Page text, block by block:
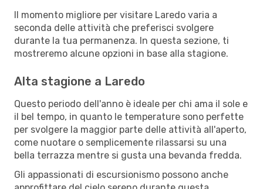
Il momento migliore per visitare Laredo varia a
seconda delle attività che preferisci svolgere
durante la tua permanenza. In questa sezione, ti
mostreremo alcune opzioni in base alla stagione.
Alta stagione a Laredo
Questo periodo dell'anno è ideale per chi ama il sole e
il bel tempo, in quanto le temperature sono perfette
per svolgere la maggior parte delle attività all'aperto,
come nuotare o semplicemente rilassarsi su una
bella terrazza mentre si gusta una bevanda fredda.
Gli appassionati di escursionismo possono anche